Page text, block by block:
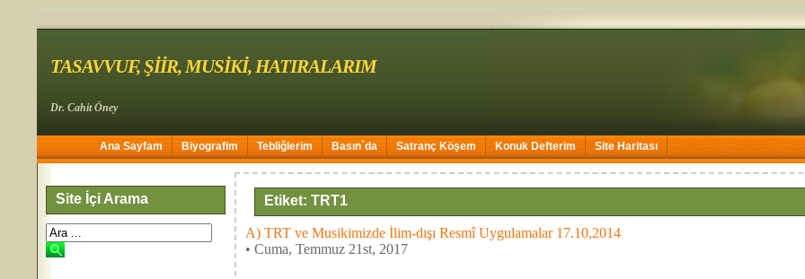
TASAVVUF, ŞİİR, MUSİKİ, HATIRALARIM
Dr. Cahit Öney
Ana Sayfam Biyografim Tebliğlerim Basın`da Satranç Köşem Konuk Defterim Site Haritası
Site İçi Arama Etiket: TRT1
A) TRT ve Musikimizde İlim-dışı Resmî Uygulamalar 17.10,2014
• Cuma, Temmuz 21st, 2017